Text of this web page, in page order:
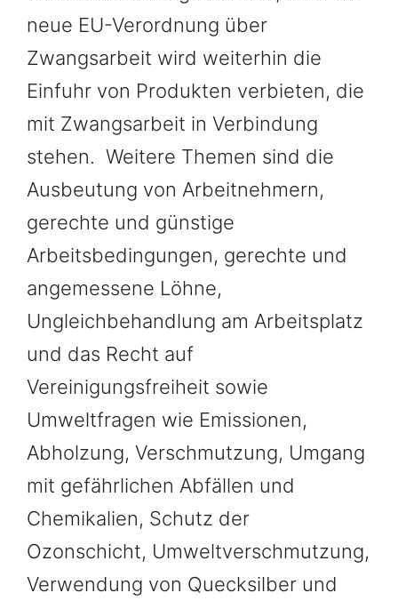
neue EU-Verordnung über
Zwangsarbeit wird weiterhin die
Einfuhr von Produkten verbieten, die
mit Zwangsarbeit in Verbindung
stehen. Weitere Themen sind die
Ausbeutung von Arbeitnehmern,
gerechte und günstige
Arbeitsbedingungen, gerechte und
angemessene Löhne,
Ungleichbehandlung am Arbeitsplatz
und das Recht auf
Vereinigungsfreiheit sowie
Umweltfragen wie Emissionen,
Abholzung, Verschmutzung, Umgang
mit gefährlichen Abfällen und
Chemikalien, Schutz der
Ozonschicht, Umweltverschmutzung,
Verwendung von Quecksilber und